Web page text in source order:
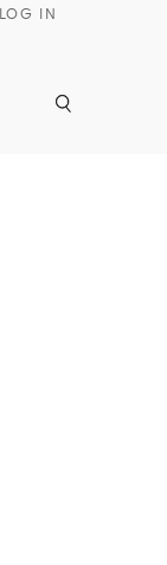
LOG IN